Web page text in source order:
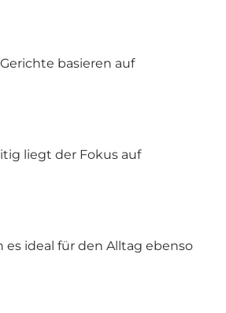
basieren auf
liegt der Fokus auf
ideal für den Alltag ebenso